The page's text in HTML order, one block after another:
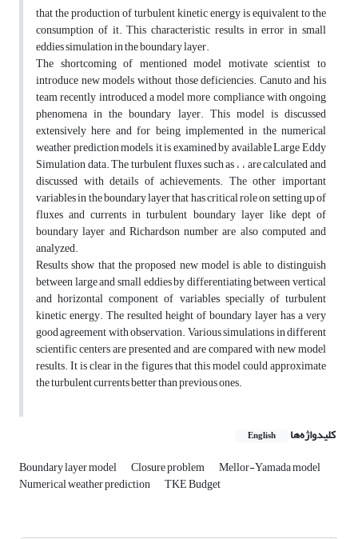
that the production of turbulent kinetic energy is equivalent to the
consumption of it. This characteristic results in error in small
eddies simulation in the boundary layer.
The shortcoming of mentioned model motivate scientist to
introduce new models without those deficiencies. Canuto and his
team recently introduced a model more compliance with ongoing
phenomena in the boundary layer. This model is discussed
extensively here and for being implemented in the numerical
weather prediction models, it is examined by available Large Eddy
Simulation data. The turbulent fluxes such as ، ، are calculated and
discussed with details of achievements. The other important
variables in the boundary layer that has critical role on setting up of
fluxes and currents in turbulent boundary layer like dept of
boundary layer and Richardson number are also computed and
analyzed.
Results show that the proposed new model is able to distinguish
between large and small eddies by differentiating between vertical
and horizontal component of variables specially of turbulent
kinetic energy. The resulted height of boundary layer has a very
good agreement with observation. Various simulations in different
scientific centers are presented and are compared with new model
results. It is clear in the figures that this model could approximate
the turbulent currents better than previous ones.
کلیدواژه‌ها English
Boundary layer model Closure problem Mellor-Yamada model
Numerical weather prediction TKE Budget